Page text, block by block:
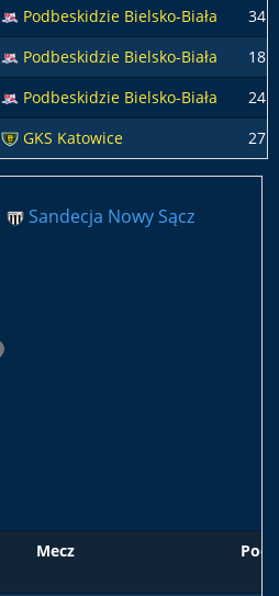
Podbeskidzie Bielsko-Biała
34
Podbeskidzie Bielsko-Biała
18
Podbeskidzie Bielsko-Biała
24
GKS Katowice 27
Sandecja Nowy Sącz
Mecz